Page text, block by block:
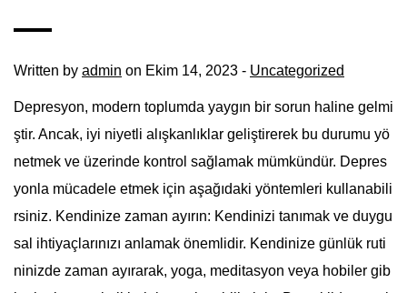
Written by admin on Ekim 14, 2023 - Uncategorized
Depresyon, modern toplumda yaygın bir sorun haline gelmi
ştir. Ancak, iyi niyetli alışkanlıklar geliştirerek bu durumu yö
netmek ve üzerinde kontrol sağlamak mümkündür. Depres
yonla mücadele etmek için aşağıdaki yöntemleri kullanabili
rsiniz. Kendinize zaman ayırın: Kendinizi tanımak ve duygu
sal ihtiyaçlarınızı anlamak önemlidir. Kendinize günlük ruti
ninizde zaman ayırarak, yoga, meditasyon veya hobiler gib